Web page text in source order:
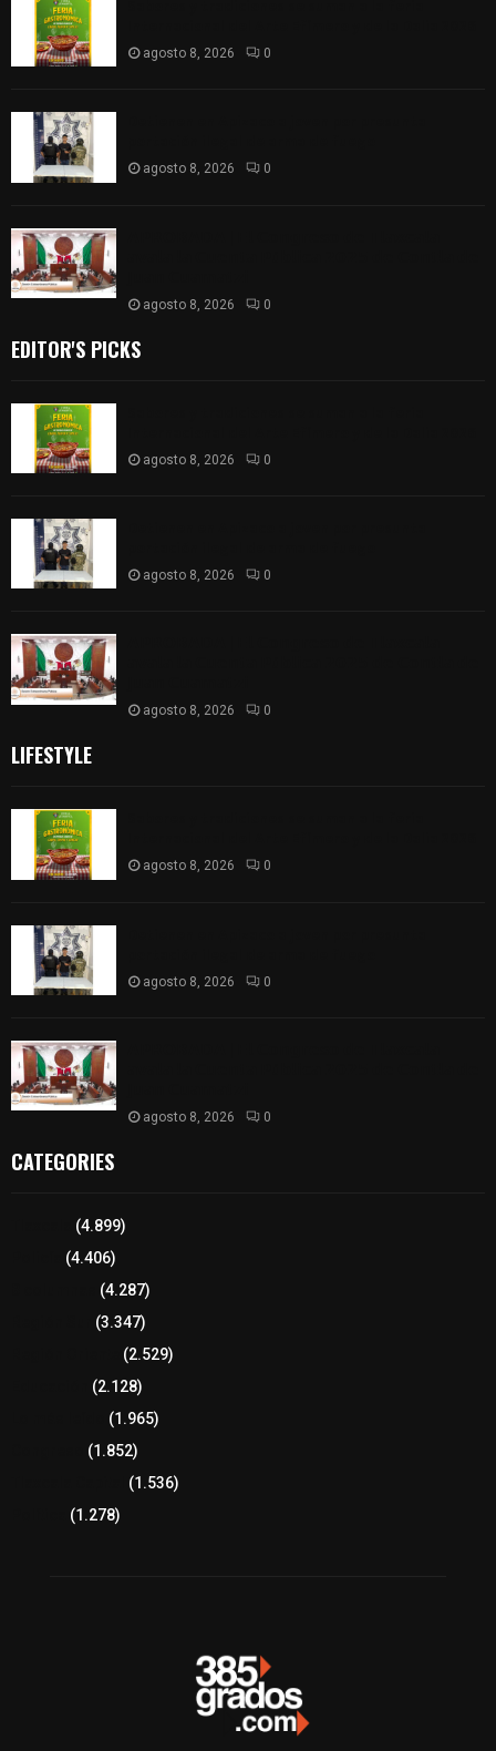
agosto 8, 2026 0
agosto 8, 2026 0
agosto 8, 2026 0
EDITOR'S PICKS
agosto 8, 2026 0
agosto 8, 2026 0
agosto 8, 2026 0
LIFESTYLE
agosto 8, 2026 0
agosto 8, 2026 0
agosto 8, 2026 0
CATEGORIES
(4.899)
(4.406)
(4.287)
(3.347)
(2.529)
(2.128)
(1.965)
(1.852)
(1.536)
(1.278)